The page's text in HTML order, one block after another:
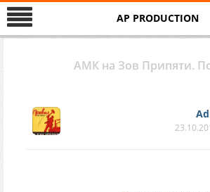
AP PRODUCTION
АМК на Зов Припяти.